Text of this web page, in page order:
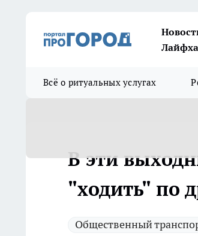
Всё о ритуальных услугах
В эти
"ходить" по
Общественный